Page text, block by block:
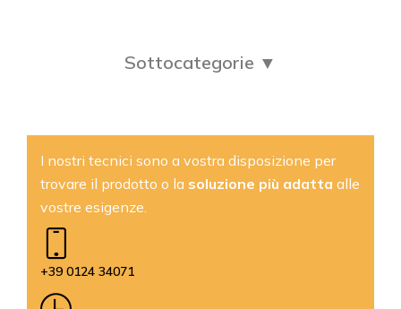
Sottocategorie ▼
I nostri tecnici sono a vostra disposizione per
trovare il prodotto o la soluzione più adatta alle
vostre esigenze.
+39 0124 34071